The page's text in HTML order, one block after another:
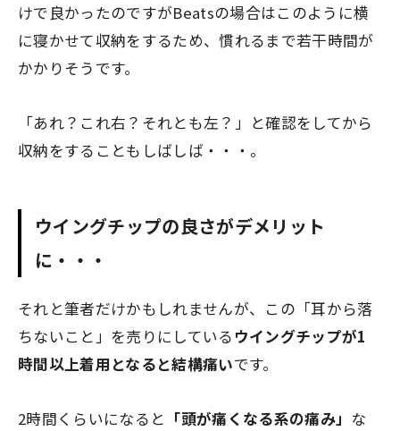
けで良かったのですがBeatsの場合はこのように横
に寝かせて収納をするため、慣れるまで若干時間が
かかりそうです。
「あれ？これ右？それとも左？」 と確認をしてから
収納をすることもしばしば・・・。
ウイングチップの良さがデメリット
に・・・
それと筆者だけかもしれませんが、この「耳から落
ちないこと」を売りにしている ウイングチップが1
時間以上着用となると結構痛いです。
2時間くらいになると 「頭が痛くなる系の痛み」 な